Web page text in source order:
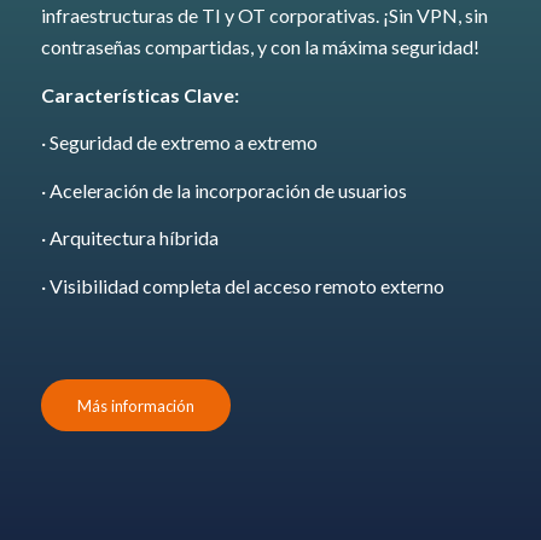
infraestructuras de TI y OT corporativas. ¡Sin VPN, sin
contraseñas compartidas, y con la máxima seguridad!
Características Clave:
· Seguridad de extremo a extremo
· Aceleración de la incorporación de usuarios
· Arquitectura híbrida
· Visibilidad completa del acceso remoto externo
Más información